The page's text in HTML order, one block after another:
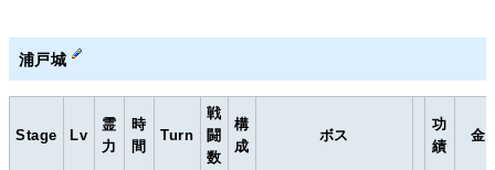
浦戸城
Stage Lv
霊
力
時
間
Turn
戦
闘
数
構
成
ボス
功
績
金